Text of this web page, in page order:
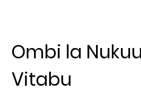
Ombi la
Vitabu